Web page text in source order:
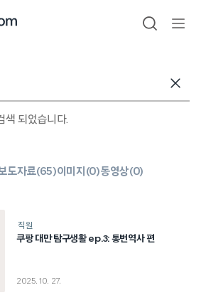
검색
색 되었습니다.
도자료(65)이미지(0)동영상(0)
직원
쿠팡 대만 탐구생활 ep.3: 통번역사 편
2025. 10. 27.